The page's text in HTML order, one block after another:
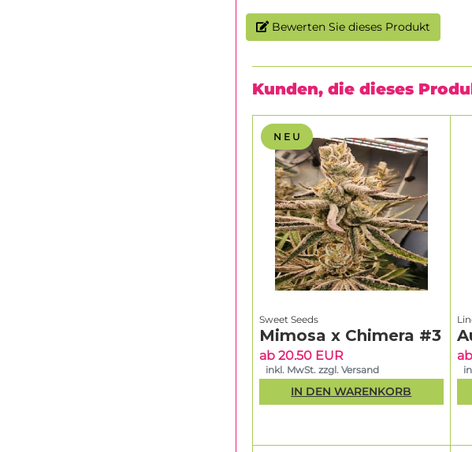
Bewerten Sie dieses Produkt
Kunden, die dieses
N E U
Sweet Seeds
Mimosa x Chimera #3
ab 20.50 EUR
inkl. MwSt. zzgl. Versand
IN DEN WARENKORB